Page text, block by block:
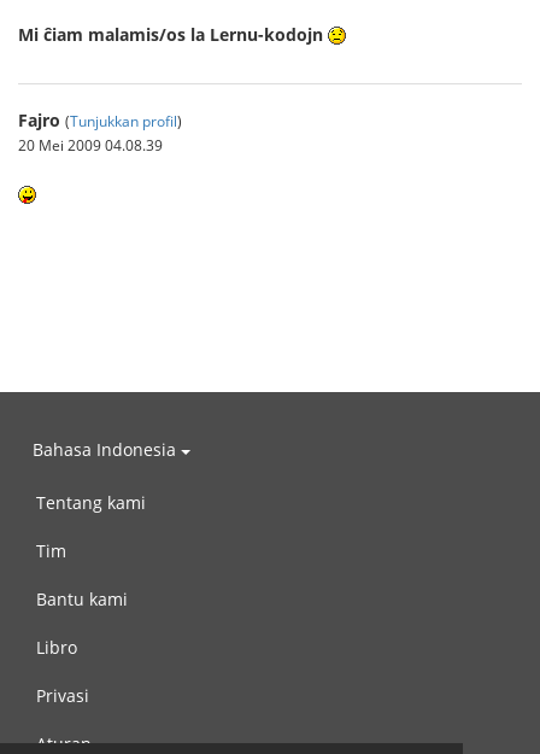
Mi ĉiam malamis/os la Lernu-kodojn
Fajro (Tunjukkan profil)
20 Mei 2009 04.08.39
Bahasa Indonesia
Tentang kami
Tim
Bantu kami
Libro
Privasi
Aturan